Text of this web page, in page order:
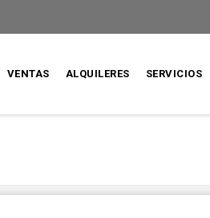
VENTAS ALQUILERES SERVICIOS